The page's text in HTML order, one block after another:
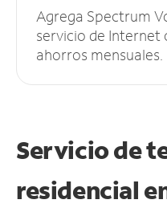
Agrega Spectrum
servicio de Internet
ahorros mensuales.
Servicio de
residencial